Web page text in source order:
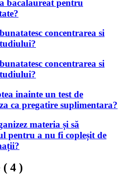
bacalaureat pentru
concentrarea si
concentrarea si
inainte un test de
ca pregatire suplimentara?
materia și să
pentru a nu fi copleșit de
( 4 )